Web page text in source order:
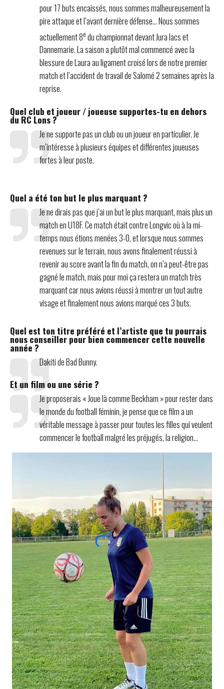
pour 17 buts encaissés, nous sommes malheureusement la
pire attaque et l’avant dernière défense… Nous sommes
actuellement 8edu championnat devant Jura lacs et
Dannemarie. La saison a plutôt mal commencé avec la
blessure de Laura au ligament croisé lors de notre premier
match et l’accident de travail de Salomé 2 semaines après la
reprise.
Quel club et joueur / joueuse supportes-tu en dehors
du RC Lons ?
Je ne supporte pas un club ou un joueur en particulier. Je
m’intéresse à plusieurs équipes et différentes joueuses
fortes à leur poste.
Quel a été ton but le plus marquant ?
Je ne dirais pas que j’ai un but le plus marquant, mais plus un
match en U18F. Ce match était contre Longvic où à la mi-
temps nous étions menées 3-0, et lorsque nous sommes
revenues sur le terrain, nous avons finalement réussi à
revenir au score avant la fin du match, on n’a peut-être pas
gagné le match, mais pour moi ça restera un match très
marquant car nous avions réussi à montrer un tout autre
visage et finalement nous avions marqué ces 3 buts.
Quel est ton titre préféré et l’artiste que tu pourrais
nous conseiller pour bien commencer cette nouvelle
année ?
Dakiti de Bad Bunny.
Et un film ou une série ?
Je proposerais « Joue là comme Beckham » pour rester dans
le monde du football féminin, je pense que ce film a un
véritable message à passer pour toutes les filles qui veulent
commencer le football malgré les préjugés, la religion…